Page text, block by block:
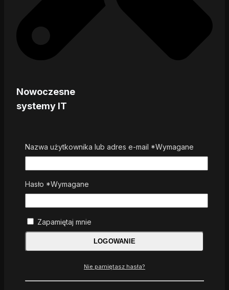
Nowoczesne
systemy IT
Nazwa użytkownika lub adres e-mail *Wymagane
Hasło *Wymagane
Zapamiętaj mnie
LOGOWANIE
Nie pamiętasz hasła?